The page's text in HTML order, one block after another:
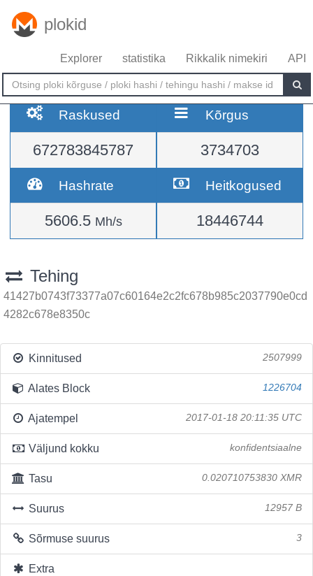
plokid
Explorer statistika Rikkalik nimekiri API
Raskused
672783845787
Kõrgus
3734703
Hashrate
5606.5 Mh/s
Heitkogused
18446744
Tehing
41427b0743f73377a07c60164e2c2fc678b985c2037790e0cd
4282c678e8350c
Kinnitused 2507999
Alates Block 1226704
Ajatempel 2017-01-18 20:11:35 UTC
Väljund kokku konfidentsiaalne
Tasu 0.020710753830 XMR
Suurus 12957 B
Sõrmuse suurus 3
Extra